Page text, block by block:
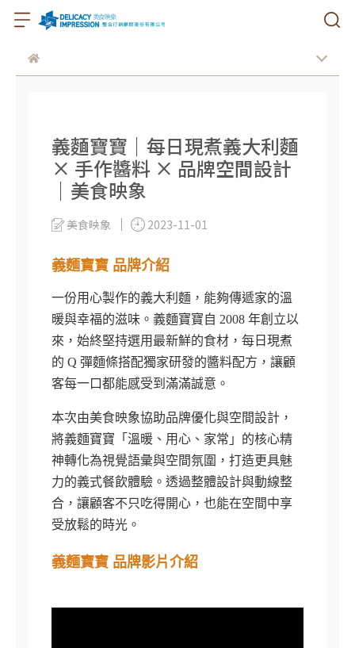
義麵寶寶｜每日現煮義大利麵
× 手作醬料 × 品牌空間設計
｜美食映象
美食映象 2023-11-01
義麵寶寶 品牌介紹
一份用心製作的義大利麵，能夠傳遞家的溫
暖與幸福的滋味。義麵寶寶自 2008 年創立以
來，始終堅持選用最新鮮的食材，每日現煮
的 Q 彈麵條搭配獨家研發的醬料配方，讓顧
客每一口都能感受到滿滿誠意。
本次由美食映象協助品牌優化與空間設計，
將義麵寶寶「溫暖、用心、家常」的核心精
神轉化為視覺語彙與空間氛圍，打造更具魅
力的義式餐飲體驗。透過整體設計與動線整
合，讓顧客不只吃得開心，也能在空間中享
受放鬆的時光。
義麵寶寶 品牌影片介紹